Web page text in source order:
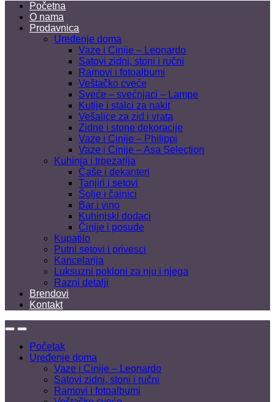
Početna
O nama
Prodavnica
Uređenje doma
Vaze i Cinije – Leonardo
Satovi zidni, stoni i ručni
Ramovi i fotoalbumi
Veštačko cveće
Sveće – svećnjaci – Lampe
Kutije i stalci za nakit
Vešalice za zid i vrata
Zidne i stone dekoracije
Vaze i Cinije – Philippi
Vaze i Cinije – Asa Selection
Kuhinja i trpezarija
Čaše i dekanteri
Tanjiri i setovi
Šolje i čajnici
Bar i vino
Kuhinjski dodaci
Činije i posude
Kupatilo
Putni setovi i privesci
Kancelarija
Luksuzni pokloni za nju i njega
Razni detalji
Brendovi
Kontakt
Početak
Uređenje doma
Vaze i Cinije – Leonardo
Satovi zidni, stoni i ručni
Ramovi i fotoalbumi